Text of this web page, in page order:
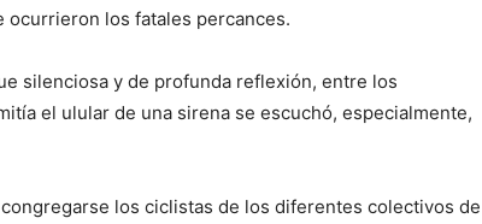
ocurrieron los fatales percances.
silenciosa y de profunda reflexión, entre los
el ulular de una sirena se escuchó, especialmente,
los ciclistas de los diferentes colectivos de